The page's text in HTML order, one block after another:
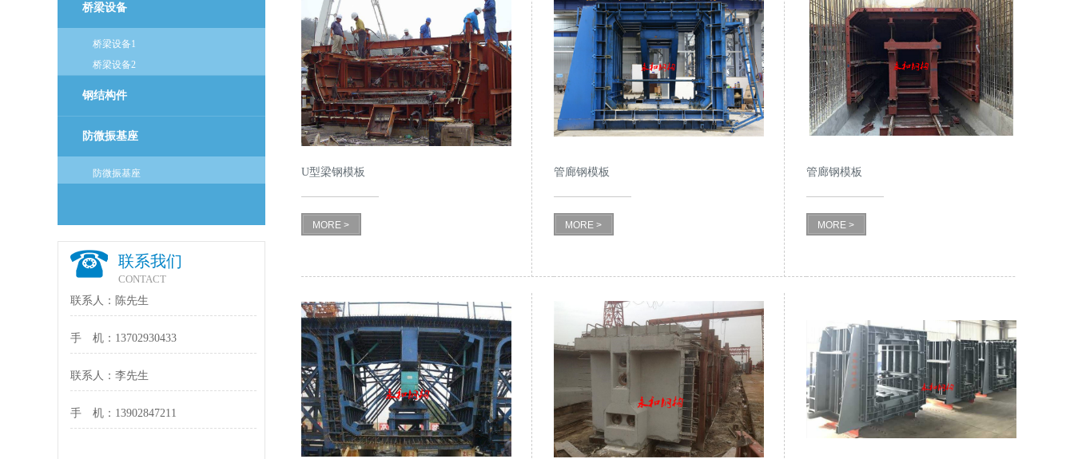
桥梁设备
桥梁设备1
桥梁设备2
钢结构件
防微振基座
防微振基座
联系我们
CONTACT
联系人：陈先生
手 机：13702930433
联系人：李先生
手 机：13902847211
U型梁钢模板
MORE >
管廊钢模板
MORE >
管廊钢模板
MORE >